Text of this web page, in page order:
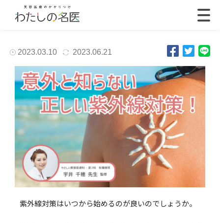
2023.03.10 2023.06.21
紫外線対策はいつから始めるのが良いのでしょうか。